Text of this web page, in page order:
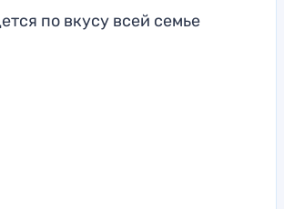
по вкусу всей семье